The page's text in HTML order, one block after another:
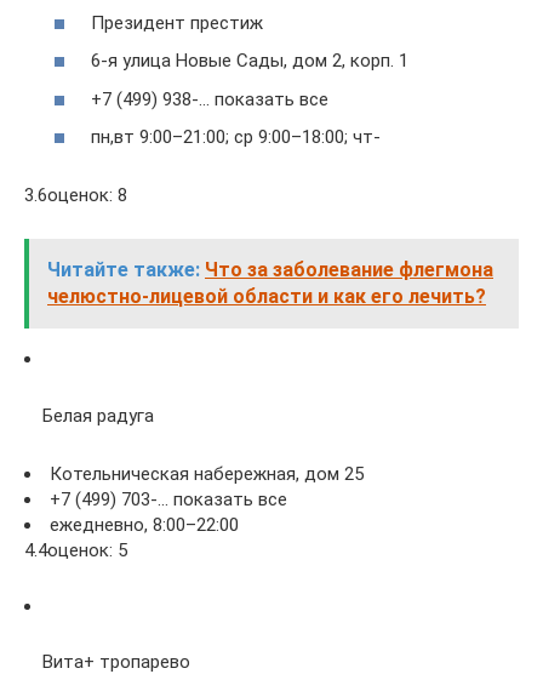
Президент престиж
6-я улица Новые Сады, дом 2, корп. 1
+7 (499) 938-… показать все
пн,вт 9:00–21:00; ср 9:00–18:00; чт-
3.6оценок: 8
Читайте также: Что за заболевание флегмона
челюстно-лицевой области и как его лечить?
Белая радуга
Котельническая набережная, дом 25
+7 (499) 703-… показать все
ежедневно, 8:00–22:00
4.4оценок: 5
Вита+ тропарево